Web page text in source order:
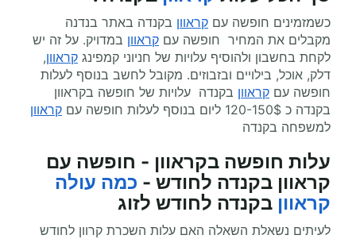
כשמזמינים חופשה עם קראוון בקנדה באתר בנדנה
מקבלים את המחיר חופשה עם קראוון במדויק. על זה יש
לקחת בחשבון ולהוסיף עלויות של חניוני קמפינג קראוון,
דלק, אוכל, בילויים ובזבוזים. מקובל לחשב בנוסף לעלות
חופשה עם קראוון בקנדה עלויות של חופשה בקראוון
בקנדה כ 120-150$ ליום בנוסף לעלות חופשה עם
קראוון
למשפחה בקנדה
עלות חופשה בקראוון - חופשה עם
קראוון בקנדה לחודש - כמה עולה
קראוון בקנדה לחודש לזוג
לעיתים נשאלת השאלה האם עלות השכרת קרוון לחודש